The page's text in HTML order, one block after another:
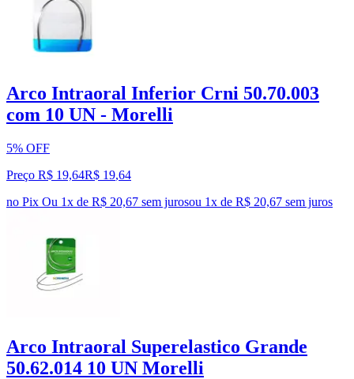
Arco Intraoral Inferior Crni 50.70.003
com 10 UN - Morelli
5% OFF
Preço R$ 19,64R$ 19,64
no Pix Ou 1x de R$ 20,67 sem jurosou 1x de R$ 20,67 sem juros
Arco Intraoral Superelastico Grande
50.62.014 10 UN Morelli